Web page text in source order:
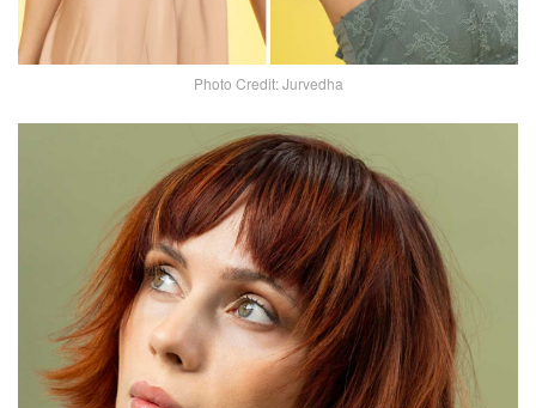
Photo Credit: Jurvedha